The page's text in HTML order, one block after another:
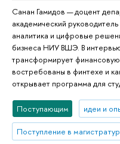
Санан Гамидов — доцент
академический
аналитика и цифровые
бизнеса НИУ ВШЭ. В интервью
трансформирует финансовую
востребованы в финтехе и
открывает программа для
Поступающим идеи и
Поступление в